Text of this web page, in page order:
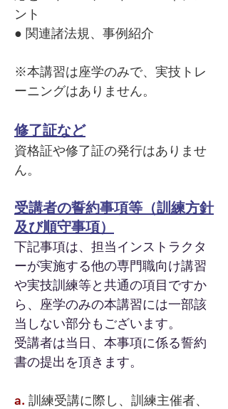
ント
● 関連諸法規、事例紹介
※本講習は座学のみで、実技トレ
ーニングはありません。
修了証など
資格証や修了証の発行はありませ
ん。
受講者の誓約事項等（訓練方針
及び順守事項）
下記事項は、担当インストラクタ
ーが実施する他の専門職向け講習
や実技訓練等と共通の項目ですか
ら、座学のみの本講習には一部該
当しない部分もございます。
受講者は当日、本事項に係る誓約
書の提出を頂きます。
a. 訓練受講に際し、訓練主催者、